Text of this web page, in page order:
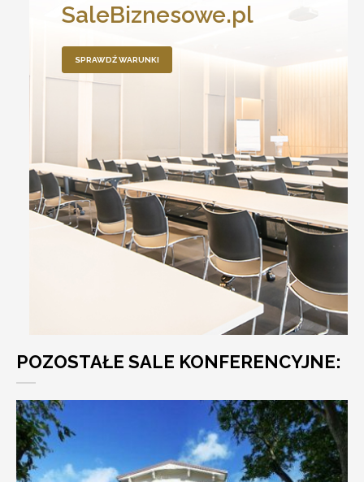
SaleBiznesowe.pl
SPRAWDŹ WARUNKI
POZOSTAŁE SALE KONFERENCYJNE: